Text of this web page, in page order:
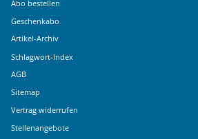
Abo bestellen
Geschenkabo
Artikel-Archiv
Schlagwort-Index
AGB
Sitemap
Vertrag widerrufen
Stellenangebote